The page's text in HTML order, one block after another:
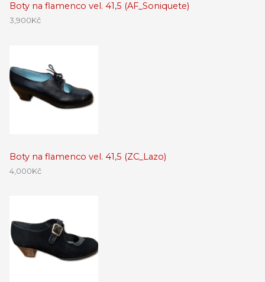
Boty na flamenco vel. 41,5 (AF_Soniquete)
3,900Kč
Boty na flamenco vel. 41,5 (ZC_Lazo)
4,000Kč